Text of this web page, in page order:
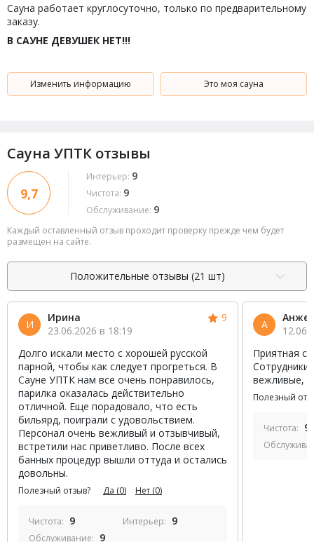
Сауна работает круглосуточно, только по предварительному
заказу.
В САУНЕ ДЕВУШЕК НЕТ!!!
Изменить информацию Это моя сауна
Сауна УПТК отзывы
9,7
Интерьер: 9
Чистота: 9
Обслуживание: 9
Каждый оставленный отзыв проходит проверку прежде чем будет
размещен на сайте.
Положительные отзывы (21 шт)
И
Ирина
23.06.2026 в 18:19
9
Долго искали место с хорошей русской
парной, чтобы как следует прогреться. В
Сауне УПТК нам все очень понравилось,
парилка оказалась действительно
отличной. Еще порадовало, что есть
бильярд, поиграли с удовольствием.
Персонал очень вежливый и отзывчивый,
встретили нас приветливо. После всех
банных процедур вышли оттуда и остались
довольны.
Полезный отзыв? Да (0) Нет (0)
Чистота: 9 Интерьер: 9
Обслуживание: 9
А
Приятная
Сотрудники
вежливые,
Полезный
Чистота: 9